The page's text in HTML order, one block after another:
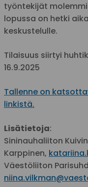
työntekijät
lopussa on hetki
keskustelulle.
Tilaisuus siirtyi
16.9.2025
Tallenne on
linkistä.
Lisätietoja:
Sininauhaliiton
Karppinen,
Väestöliiton